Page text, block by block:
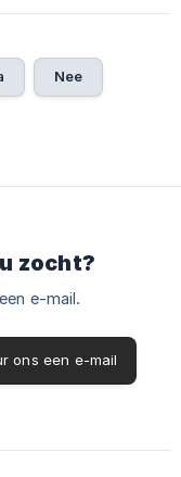
Nee
zocht?
e-mail.
ons een e-mail